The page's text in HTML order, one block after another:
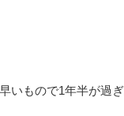
いもので1年半が過